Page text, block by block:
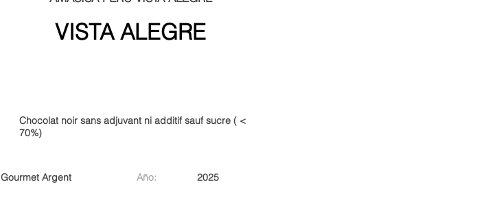
VISTA ALEGRE
Chocolat noir sans adjuvant ni additif sauf sucre ( <
70%)
Gourmet Argent Año: 2025